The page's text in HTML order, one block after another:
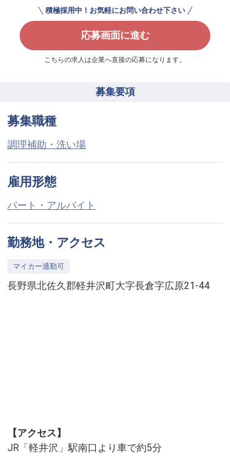
積極採用中！お気軽にお問い合わせ下さい
応募画面に進む
こちらの求人は企業へ直接の応募になります。
募集要項
募集職種
調理補助・洗い場
雇用形態
パート・アルバイト
勤務地・アクセス
マイカー通勤可
長野県北佐久郡軽井沢町大字長倉字広原21-44
【アクセス】
JR「軽井沢」駅南口より車で約5分